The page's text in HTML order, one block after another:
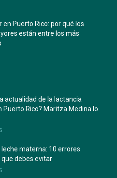
en Puerto Rico: por qué los
están entre los más
actualidad de la lactancia
Puerto Rico? Maritza Medina lo
materna: 10 errores
debes evitar